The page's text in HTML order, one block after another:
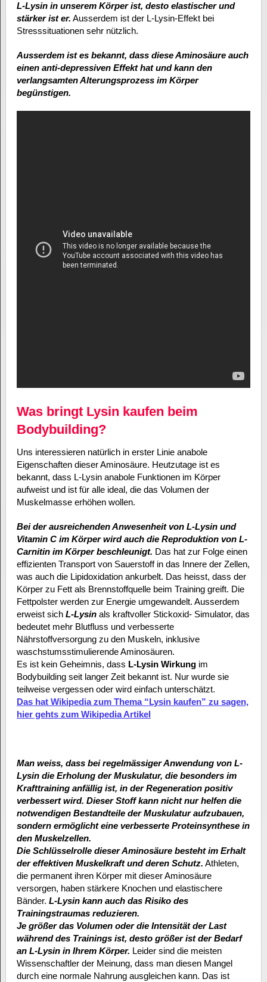
L-Lysin in unserem Körper ist, desto elastischer und
stärker ist er. Ausserdem ist der L-Lysin-Effekt bei
Stresssituationen sehr nützlich.
Ausserdem ist es bekannt, dass diese Aminosäure auch
einen anti-depressiven Effekt hat und kann den
verlangsamten Alterungsprozess im Körper
begünstigen.
Was bringt Lysin kaufen beim
Bodybuilding?
Uns interessieren natürlich in erster Linie anabole
Eigenschaften dieser Aminosäure. Heutzutage ist es
bekannt, dass L-Lysin anabole Funktionen im Körper
aufweist und ist für alle ideal, die das Volumen der
Muskelmasse erhöhen wollen.
Bei der ausreichenden Anwesenheit von L-Lysin und
Vitamin C im Körper wird auch die Reproduktion von L-
Carnitin im Körper beschleunigt. Das hat zur Folge einen
effizienten Transport von Sauerstoff in das Innere der Zellen,
was auch die Lipidoxidation ankurbelt. Das heisst, dass der
Körper zu Fett als Brennstoffquelle beim Training greift. Die
Fettpolster werden zur Energie umgewandelt. Ausserdem
erweist sich L-Lysinals kraftvoller Stickoxid- Simulator, das
bedeutet mehr Blutfluss und verbesserte
Nährstoffversorgung zu den Muskeln, inklusive
waschstumsstimulierende Aminosäuren.
Es ist kein Geheimnis, dass L-Lysin Wirkungim
Bodybuilding seit langer Zeit bekannt ist. Nur wurde sie
teilweise vergessen oder wird einfach unterschätzt.
Das hat Wikipedia zum Thema “Lysin kaufen” zu sagen,
hier gehts zum Wikipedia Artikel
Man weiss, dass bei regelmässiger Anwendung von L-
Lysin die Erholung der Muskulatur, die besonders im
Krafttraining anfällig ist, in der Regeneration positiv
verbessert wird. Dieser Stoff kann nicht nur helfen die
notwendigen Bestandteile der Muskulatur aufzubauen,
sondern ermöglicht eine verbesserte Proteinsynthese in
den Muskelzellen.
Die Schlüsselrolle dieser Aminosäure besteht im Erhalt
der effektiven Muskelkraft und deren Schutz. Athleten,
die permanent ihren Körper mit dieser Aminosäure
versorgen, haben stärkere Knochen und elastischere
Bänder. L-Lysin kann auch das Risiko des
Trainingstraumas reduzieren.
Je größer das Volumen oder die Intensität der Last
während des Trainings ist, desto größer ist der Bedarf
an L-Lysin in Ihrem Körper. Leider sind die meisten
Wissenschaftler der Meinung, dass man diesen Mangel
durch eine normale Nahrung ausgleichen kann. Das ist